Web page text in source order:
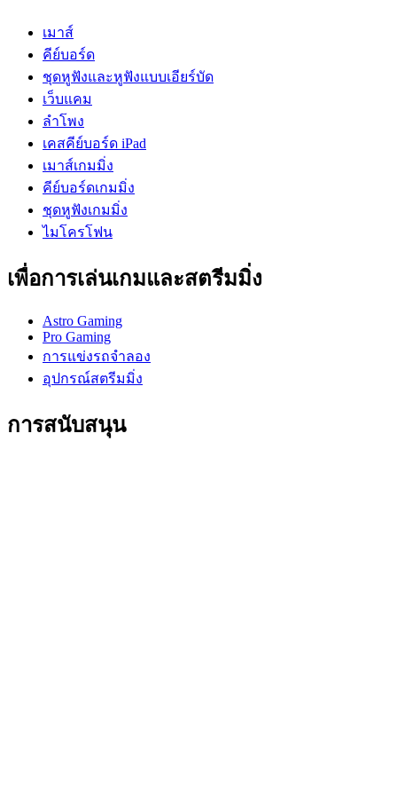
เมาส์
คีย์บอร์ด
ชุดหูฟังและหูฟังแบบเอียร์บัด
เว็บแคม
ลำโพง
เคสคีย์บอร์ด iPad
เมาส์เกมมิ่ง
คีย์บอร์ดเกมมิ่ง
ชุดหูฟังเกมมิ่ง
ไมโครโฟน
เพื่อการเล่นเกมและสตรีมมิ่ง
Astro Gaming
Pro Gaming
การแข่งรถจำลอง
อุปกรณ์สตรีมมิ่ง
การสนับสนุน